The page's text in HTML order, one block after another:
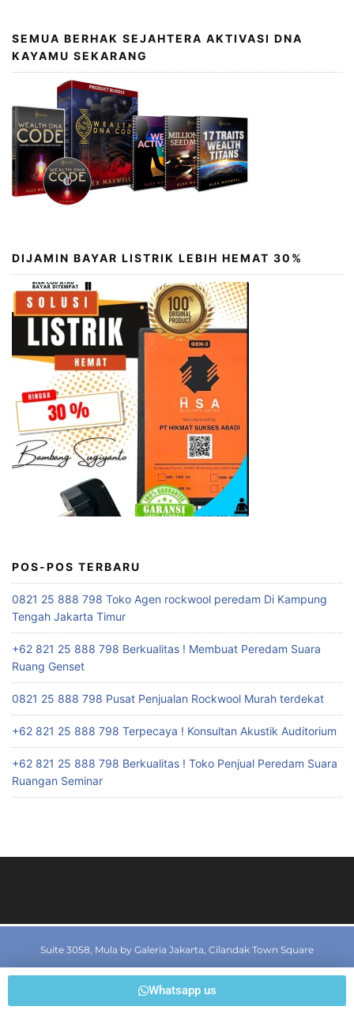
SEMUA BERHAK SEJAHTERA AKTIVASI DNA
KAYAMU SEKARANG
DIJAMIN BAYAR LISTRIK LEBIH HEMAT 30%
POS-POS TERBARU
0821 25 888 798 Toko Agen rockwool peredam Di Kampung
Tengah Jakarta Timur
+62 821 25 888 798 Berkualitas ! Membuat Peredam Suara
Ruang Genset
0821 25 888 798 Pusat Penjualan Rockwool Murah terdekat
+62 821 25 888 798 Terpecaya ! Konsultan Akustik Auditorium
+62 821 25 888 798 Berkualitas ! Toko Penjual Peredam Suara
Ruangan Seminar
Suite 3058, Mula by Galeria Jakarta, Cilandak Town Square
Jl T.B. Simatupang Kav I7, Rt 02/Rw 01, Cilandak Barat, Cilandak,
Jakarta Selatan, Jakarta 12430, Indonesia
Whatsapp us